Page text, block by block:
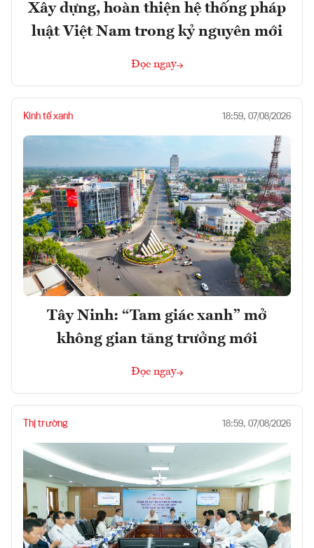
Xây dựng, hoàn thiện hệ thống pháp
luật Việt Nam trong kỷ nguyên mới
Đọc ngay
Kinh tế xanh 18:59, 07/08/2026
Tây Ninh: “Tam giác xanh” mở
không gian tăng trưởng mới
Đọc ngay
Thị trường 18:59, 07/08/2026